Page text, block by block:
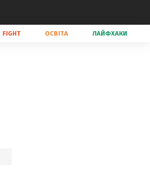
FIGHT ОСВІТА ЛАЙФХАКИ